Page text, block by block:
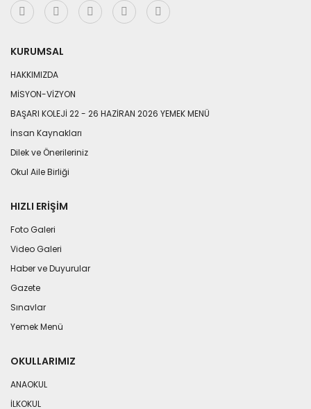
KURUMSAL
HAKKIMIZDA
MİSYON-VİZYON
BAŞARI KOLEJİ 22 - 26 HAZİRAN 2026 YEMEK MENÜ
İnsan Kaynakları
Dilek ve Önerileriniz
Okul Aile Birliği
HIZLI ERIŞIM
Foto Galeri
Video Galeri
Haber ve Duyurular
Gazete
Sınavlar
Yemek Menü
OKULLARIMIZ
ANAOKUL
İLKOKUL